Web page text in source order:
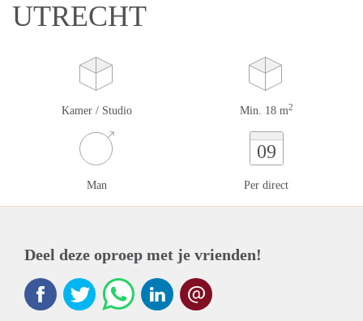
UTRECHT
Kamer / Studio Min. 18 m2
Man
09
Per direct
Deel deze oproep met je vrienden!